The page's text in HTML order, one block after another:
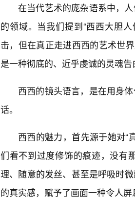
在当代艺术的庞杂语系中，
的领域。当我们提到“西西大胆
击，但在真正走进西西的艺术世
是一种彻底的、近乎虔诚的灵魂告
西西的镜头语言，是在用身
话。
西西的魅力，首先源于她对“
们看不到过度修饰的痕迹，没有
理、随意的发丝、甚至是呼吸时
的真实感，赋予了画面一种令人屏